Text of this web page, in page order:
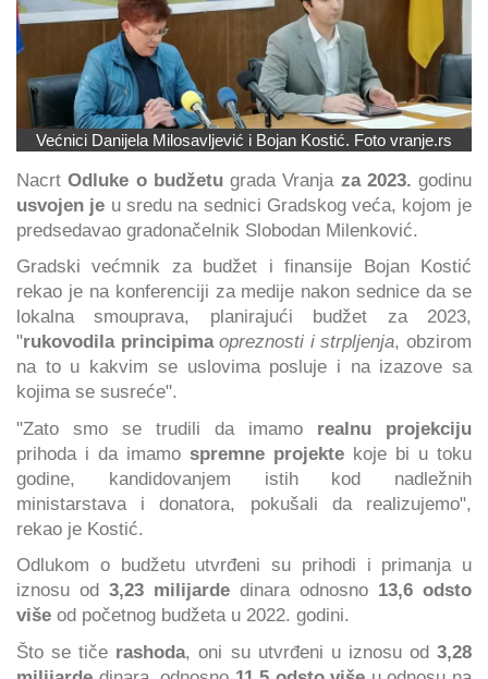
Većnici Danijela Milosavljević i Bojan Kostić. Foto vranje.rs
NacrtOdluke o budžetu grada Vranja za 2023. godinu
usvojen je u sredu na sednici Gradskog veća, kojom je
predsedavao gradonačelnik Slobodan Milenković.
Gradski većmnik za budžet i finansije Bojan Kostić
rekao je na konferenciji za medije nakon sednice da se
lokalna smouprava, planirajući budžet za 2023,
"rukovodila principima opreznosti i strpljenja, obzirom
na to u kakvim se uslovima posluje i na izazove sa
kojima se susreće".
"Zato smo se trudili da imamo realnu projekciju
prihoda i da imamo spremne projekte koje bi u toku
godine, kandidovanjem istih kod nadležnih
ministarstava i donatora, pokušali da realizujemo",
rekao je Kostić.
Odlukom o budžetu utvrđeni su prihodi i primanja u
iznosu od
3,23 milijarde dinara odnosno 13,6 odsto
više od početnog budžeta u 2022. godini.
Što se tiče rashoda, oni su utvrđeni u iznosu od3,28